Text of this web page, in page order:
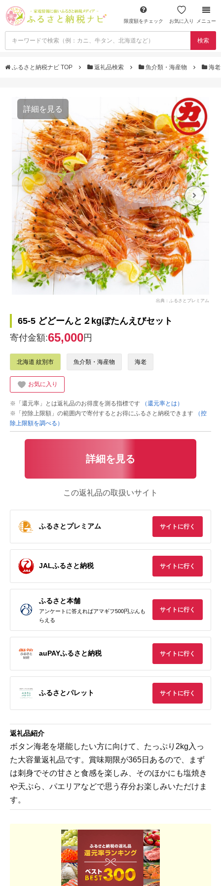
限度額をチェック お気に入り メニュー
検索
ふるさと納税ナビ TOP 返礼品検索 魚介類・海産物 海
詳細を見る
出典：ふるさとプレミアム
65-5 どどーんと２kgぼたんえびセット
寄付金額:65,000円
北海道 紋別市 魚介類・海産物 海老
お気に入り
※「還元率」とは返礼品のお得度を測る指標です
（還元率とは）
※「控除上限額」の範囲内で寄付するとお得にふるさと納税できます
（控
除上限額を調べる）
詳細を見る
この返礼品の取扱いサイト
ふるさとプレミアム サイトに行く
JALふるさと納税 サイトに行く
ふるさと本舗
アンケートに答えればアマギフ500円ぶんも
らえる
サイトに行く
auPAYふるさと納税 サイトに行く
ふるさとパレット サイトに行く
返礼品紹介
ボタン海老を堪能したい方に向けて、たっぷり2kg入っ
た大容量返礼品です。賞味期限が365日あるので、まず
は刺身でその甘さと食感を楽しみ、そのほかにも塩焼き
や天ぷら、パエリアなどで思う存分お楽しみいただけま
す。